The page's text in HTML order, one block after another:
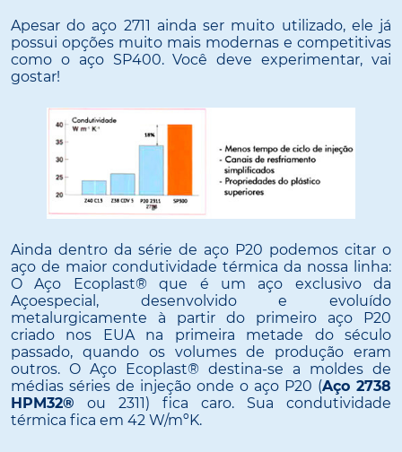
Apesar do aço 2711 ainda ser muito utilizado, ele já
possui opções muito mais modernas e competitivas
como o aço SP400. Você deve experimentar, vai
gostar!
Ainda dentro da série de aço P20 podemos citar o
aço de maior condutividade térmica da nossa linha:
O Aço Ecoplast® que é um aço exclusivo da
Açoespecial, desenvolvido e evoluído
metalurgicamente à partir do primeiro aço P20
criado nos EUA na primeira metade do século
passado, quando os volumes de produção eram
outros. O Aço Ecoplast® destina-se a moldes de
médias séries de injeção onde o aço P20 (Aço 2738
HPM32® ou 2311) fica caro. Sua condutividade
térmica fica em 42 W/mºK.